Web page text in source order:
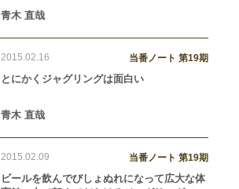
青木 直哉
2015.02.16 当番ノート 第19期
とにかくジャグリングは面白い
青木 直哉
2015.02.09 当番ノート 第19期
ビールを飲んでびしょぬれになって広大な体